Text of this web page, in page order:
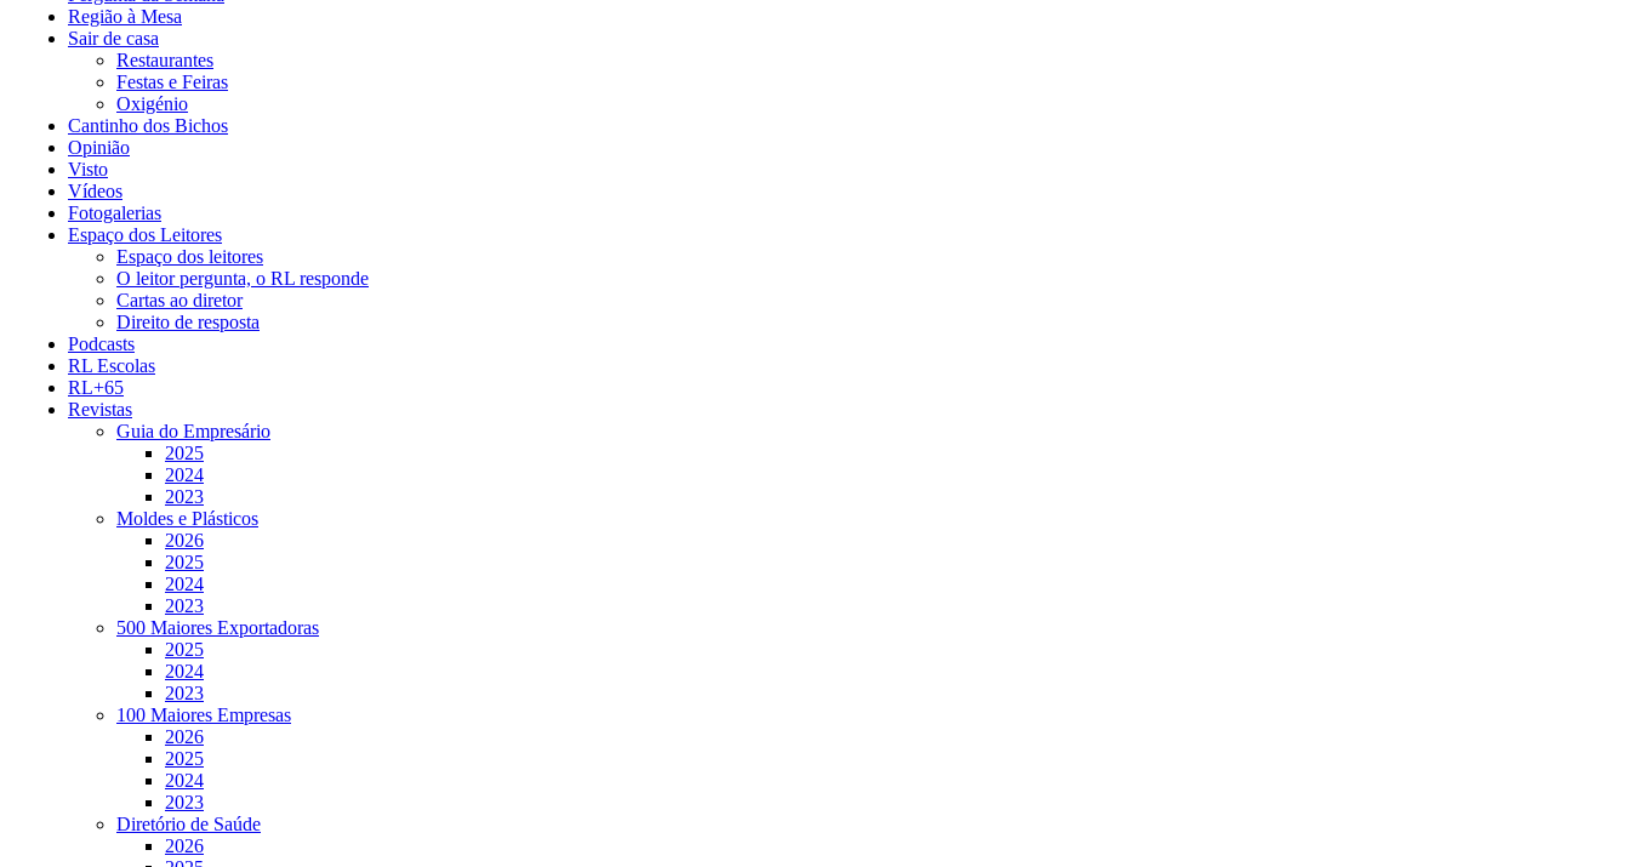
Região à Mesa
Sair de casa
Restaurantes
Festas e Feiras
Oxigénio
Cantinho dos Bichos
Opinião
Visto
Vídeos
Fotogalerias
Espaço dos Leitores
Espaço dos leitores
O leitor pergunta, o RL responde
Cartas ao diretor
Direito de resposta
Podcasts
RL Escolas
RL+65
Revistas
Guia do Empresário
2025
2024
2023
Moldes e Plásticos
2026
2025
2024
2023
500 Maiores Exportadoras
2025
2024
2023
100 Maiores Empresas
2026
2025
2024
2023
Diretório de Saúde
2026